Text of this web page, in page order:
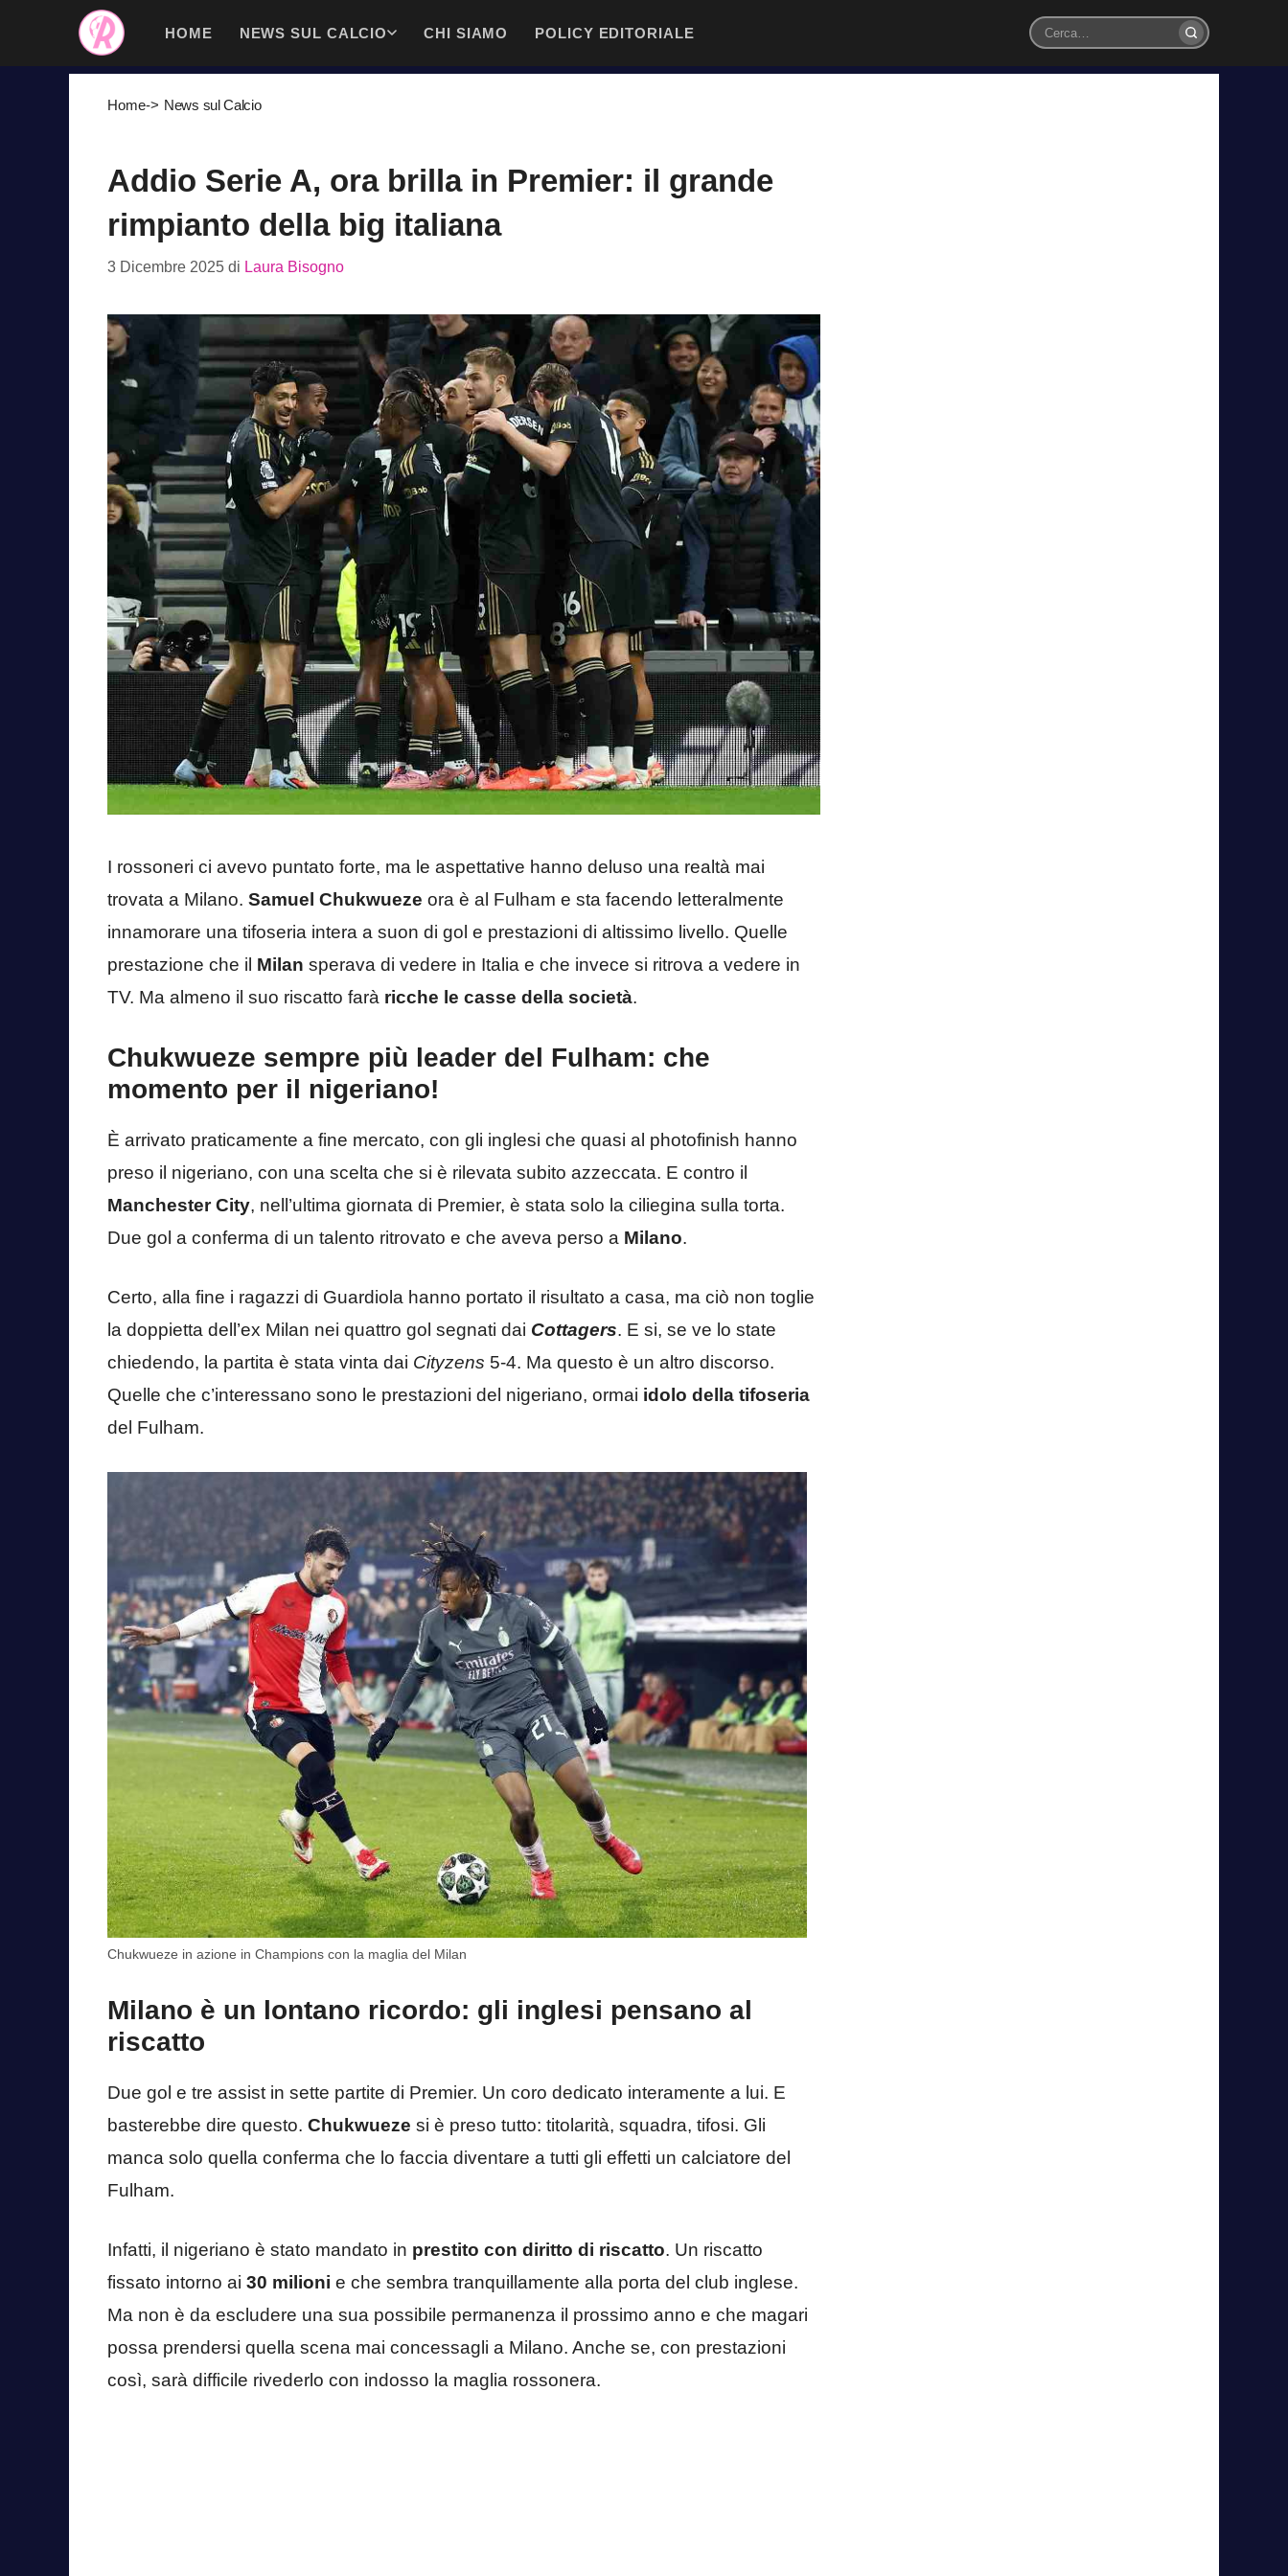
contenuto
HOME NEWS SUL CALCIO CHI SIAMO POLICY EDITORIALE
Cerca
Home-> News sul Calcio
Addio Serie A, ora brilla in Premier: il grande
rimpianto della big italiana
3 Dicembre 2025 di Laura Bisogno
I rossoneri ci avevo puntato forte, ma le aspettative hanno deluso una realtà mai
trovata a Milano. Samuel Chukwueze ora è al Fulham e sta facendo letteralmente
innamorare una tifoseria intera a suon di gol e prestazioni di altissimo livello. Quelle
prestazione che il Milan sperava di vedere in Italia e che invece si ritrova a vedere in
TV. Ma almeno il suo riscatto farà ricche le casse della società.
Chukwueze sempre più leader del Fulham: che
momento per il nigeriano!
È arrivato praticamente a fine mercato, con gli inglesi che quasi al photofinish hanno
preso il nigeriano, con una scelta che si è rilevata subito azzeccata. E contro il
Manchester City, nell’ultima giornata di Premier, è stata solo la ciliegina sulla torta.
Due gol a conferma di un talento ritrovato e che aveva perso a Milano.
Certo, alla fine i ragazzi di Guardiola hanno portato il risultato a casa, ma ciò non toglie
la doppietta dell’ex Milan nei quattro gol segnati dai Cottagers. E si, se ve lo state
chiedendo, la partita è stata vinta dai Cityzens 5-4. Ma questo è un altro discorso.
Quelle che c’interessano sono le prestazioni del nigeriano, ormai idolo della tifoseria
del Fulham.
Chukwueze in azione in Champions con la maglia del Milan
Milano è un lontano ricordo: gli inglesi pensano al
riscatto
Due gol e tre assist in sette partite di Premier. Un coro dedicato interamente a lui. E
basterebbe dire questo. Chukwueze si è preso tutto: titolarità, squadra, tifosi. Gli
manca solo quella conferma che lo faccia diventare a tutti gli effetti un calciatore del
Fulham.
Infatti, il nigeriano è stato mandato in prestito con diritto di riscatto. Un riscatto
fissato intorno ai 30 milioni e che sembra tranquillamente alla porta del club inglese.
Ma non è da escludere una sua possibile permanenza il prossimo anno e che magari
possa prendersi quella scena mai concessagli a Milano. Anche se, con prestazioni
così, sarà difficile rivederlo con indosso la maglia rossonera.